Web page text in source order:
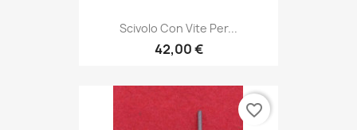
Scivolo Con Vite Per...
42,00 €
favorite_border